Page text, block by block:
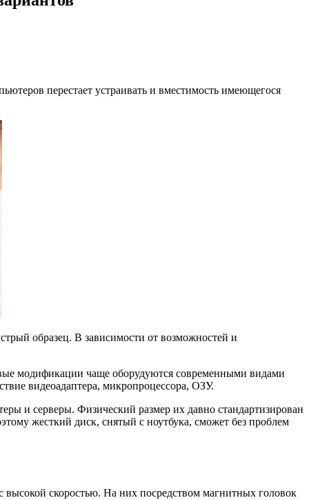
перестает устраивать и вместимость имеющегося
образец. В зависимости от возможностей и
модификации чаще оборудуются современными видами
видеоадаптера, микропроцессора, ОЗУ.
и серверы. Физический размер их давно стандартизирован
жесткий диск, снятый с ноутбука, сможет без проблем
скоростью. На них посредством магнитных головок